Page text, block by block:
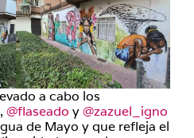
a cabo los
, @flaseado y@zazuel_igno
de Mayo y que refleja el